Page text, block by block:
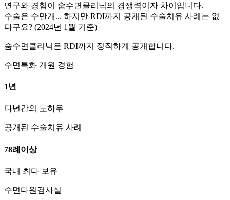
연구와 경험이 숨수면클리닉의 경쟁력이자 차이입니다.
수술은 수만개... 하지만 RDI까지 공개된 수술치유 사례는 없
다구요? (2024년 1월 기준)
숨수면클리닉은 RDI까지 정직하게 공개합니다.
수면특화 개원 경험
1 년
다년간의 노하우
공개된 수술치유 사례
78례 이상
국내 최다 보유
수면다원검사실